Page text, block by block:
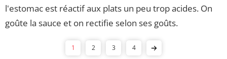
l'estomac est réactif aux plats un peu trop acides. On
goûte la sauce et on rectifie selon ses goûts.
1 2 3 4